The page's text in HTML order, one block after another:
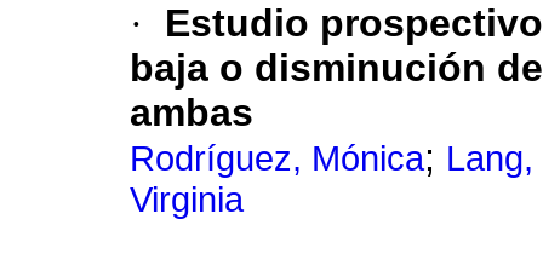
·
Estudio
baja o disminución
ambas
Rodríguez, Mónica;
Virginia